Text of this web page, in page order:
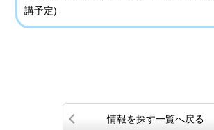
講予定)
情報を探す一覧へ戻る